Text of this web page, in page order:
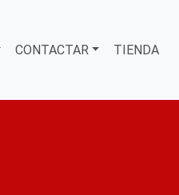
CONTACTAR TIENDA